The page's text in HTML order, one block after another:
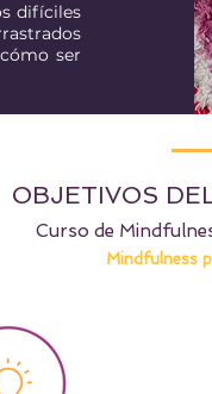
difíciles
ser
OBJETIVOS
Curso de
Mindfulness